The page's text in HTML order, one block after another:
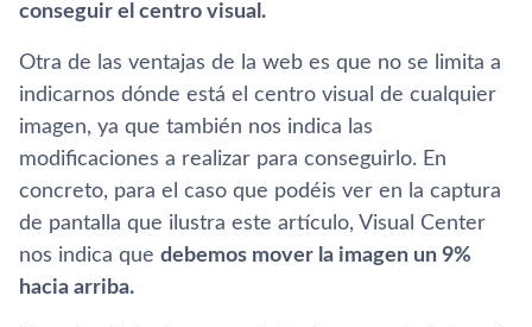
conseguir el centro visual.
Otra de las ventajas de la web es que no se limita a
indicarnos dónde está el centro visual de cualquier
imagen, ya que también nos indica las
modificaciones a realizar para conseguirlo. En
concreto, para el caso que podéis ver en la captura
de pantalla que ilustra este artí­culo, Visual Center
nos indica que debemos mover la imagen un 9%
hacia arriba.